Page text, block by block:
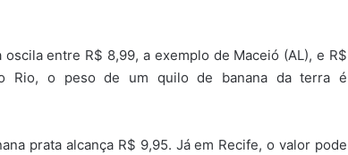
entre R$ 8,99, a exemplo de Maceió (AL), e R$
Rio, o peso de um quilo de banana da terra é
prata alcança R$ 9,95. Já em Recife, o valor pode